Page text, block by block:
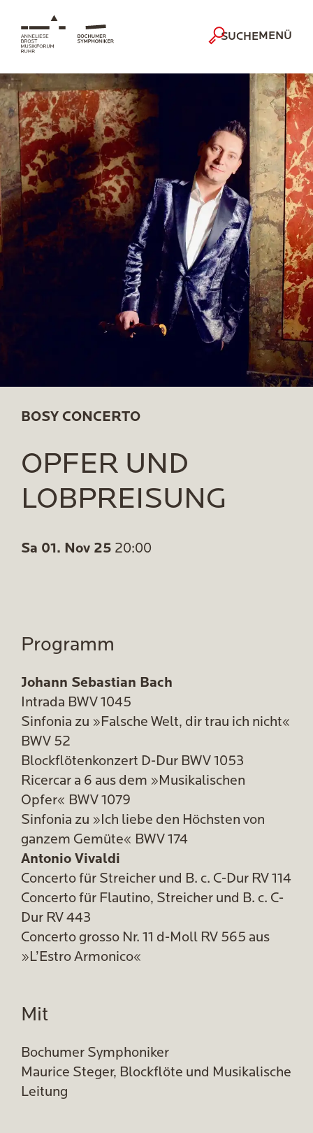
SUCHEMENÜ
BOSY CONCERTO
OPFER UND
LOBPREISUNG
Sa 01. Nov 25 20:00
Programm
Johann Sebastian Bach
Intrada BWV 1045
Sinfonia zu »Falsche Welt, dir trau ich nicht«
BWV 52
Blockflötenkonzert D-Dur BWV 1053
Ricercar a 6 aus dem »Musikalischen
Opfer« BWV 1079
Sinfonia zu »Ich liebe den Höchsten von
ganzem Gemüte« BWV 174
Antonio Vivaldi
Concerto für Streicher und B. c. C-Dur RV 114
Concerto für Flautino, Streicher und B. c. C-
Dur RV 443
Concerto grosso Nr. 11 d-Moll RV 565 aus
»L’Estro Armonico«
Mit
Bochumer Symphoniker
Maurice Steger, Blockflöte und Musikalische
Leitung